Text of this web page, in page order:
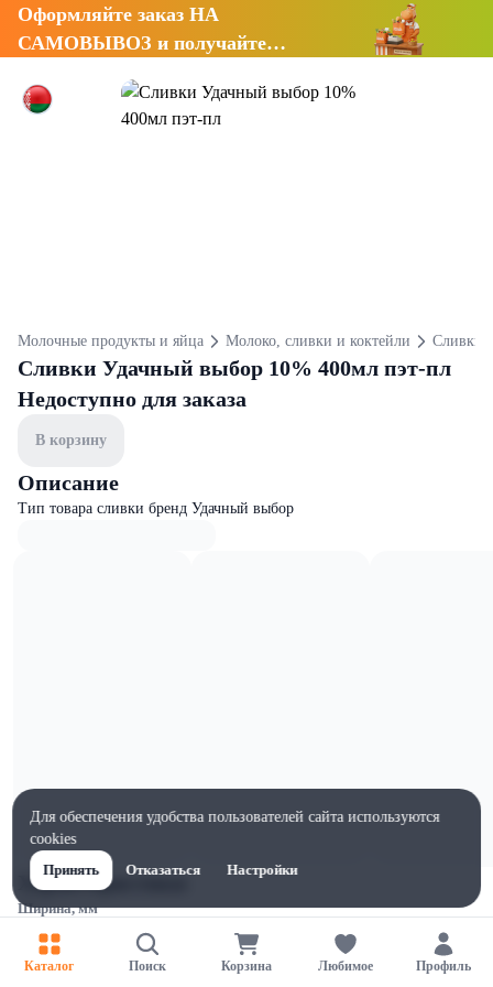
Оформляйте заказ НА
САМОВЫВОЗ и получайте
Молочные продукты и яйца Молоко, сливки и коктейли Сливки
Сливки Удачный выбор 10% 400мл пэт-пл
Недоступно для заказа
В корзину
Описание
Тип товара сливки бренд Удачный выбор
Характеристики
Ширина, мм
170
Высота, мм
Каталог Поиск Корзина Любимое Профиль
Для обеспечения удобства пользователей сайта используются
cookies
Принять
Отказаться Настройки